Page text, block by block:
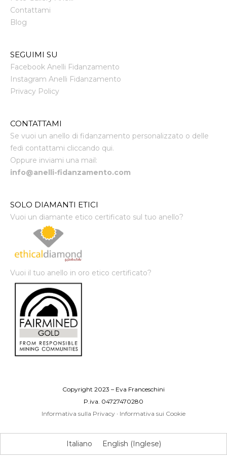
Contattami
Blog
SEGUIMI SU
Facebook Anelli Fidanzamento
Instagram Anelli Fidanzamento
Privacy Policy
CONTATTAMI
Se vuoi un anello di fidanzamento personalizzato o delle
fedi contattami cliccando qui.
Oppure inviami una mail:
info@anelli-fidanzamento.com
SOLO DIAMANTI ETICI
Vuoi un diamante etico certificato sul tuo anello?
Vuoi il tuo anello in oro etico certificato?
Copyright 2023 – Eva Franceschini
P.iva. 04727470280
Informativa sulla Privacy · Informativa sui Cookie
Italiano English (Inglese)